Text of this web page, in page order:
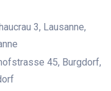
3, Lausanne,
45, Burgdorf,